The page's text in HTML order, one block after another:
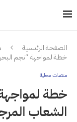
الصفحة الرئيسية
خطة لمواجهة “نجم
منصات محلية
خطة
الشعاب